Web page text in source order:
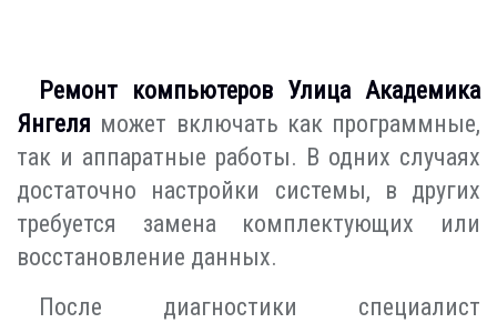
Ремонт компьютеров Улица Академика
Янгеля может включать как программные,
так и аппаратные работы. В одних случаях
достаточно настройки системы, в других
требуется замена комплектующих или
восстановление данных.
После диагностики специалист